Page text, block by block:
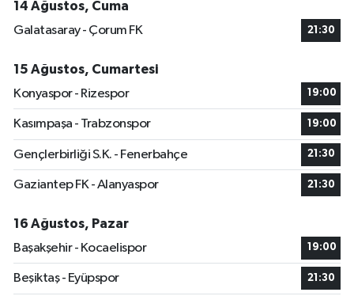
14 Ağustos, Cuma
Galatasaray - Çorum FK
21:30
15 Ağustos, Cumartesi
Konyaspor - Rizespor
19:00
Kasımpaşa - Trabzonspor 19:00
Gençlerbirliği S.K. - Fenerbahçe 21:30
Gaziantep FK - Alanyaspor 21:30
16 Ağustos, Pazar
Başakşehir - Kocaelispor
19:00
Beşiktaş - Eyüpspor 21:30